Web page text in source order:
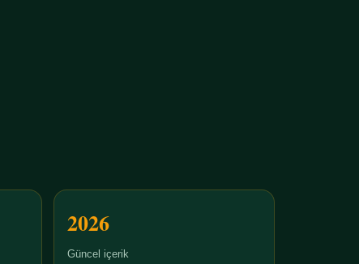
2026
Güncel içerik